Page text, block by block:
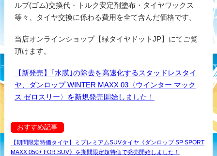
ルブ(ゴム)交換代・トルク安定剤塗布・タイヤワックス
等々、タイヤ交換に係わる費用を全て含んだ価格です。
当店オンラインショップ【緑タイヤドットJP】にてご覧
頂けます。
【新発売】｢水膜｣の除去を高速化するスタッドレスタイ
ヤ、ダンロップ WINTER MAXX 03〈ウインター マック
ス ゼロスリー〉を新規発売開始しました！
おすすめ記事
【期間限定特価タイヤ】ミプレミアムSUVタイヤ《ダンロップ SP SPORT
MAXX 050+ FOR SUV》を期間限定超特価で発売開始しました！